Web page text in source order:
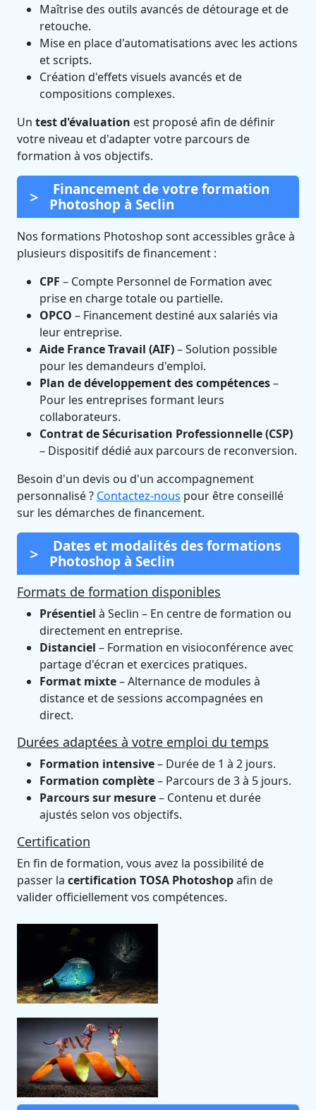
Maîtrise des outils avancés de détourage et de
retouche.
Mise en place d'automatisations avec les actions
et scripts.
Création d'effets visuels avancés et de
compositions complexes.
Un test d'évaluation est proposé afin de définir
votre niveau et d'adapter votre parcours de
formation à vos objectifs.
Financement de votre formation
Photoshop à Seclin
Nos formations Photoshop sont accessibles grâce à
plusieurs dispositifs de financement :
CPF – Compte Personnel de Formation avec
prise en charge totale ou partielle.
OPCO – Financement destiné aux salariés via
leur entreprise.
Aide France Travail (AIF)– Solution possible
pour les demandeurs d'emploi.
Plan de développement des compétences–
Pour les entreprises formant leurs
collaborateurs.
Contrat de Sécurisation Professionnelle (CSP)
– Dispositif dédié aux parcours de reconversion.
Besoin d'un devis ou d'un accompagnement
personnalisé ? Contactez-nous pour être conseillé
sur les démarches de financement.
Dates et modalités des formations
Photoshop à Seclin
Formats de formation disponibles
Présentiel à Seclin – En centre de formation ou
directement en entreprise.
Distanciel – Formation en visioconférence avec
partage d'écran et exercices pratiques.
Format mixte– Alternance de modules à
distance et de sessions accompagnées en
direct.
Durées adaptées à votre emploi du temps
Formation intensive– Durée de 1 à 2 jours.
Formation complète– Parcours de 3 à 5 jours.
Parcours sur mesure– Contenu et durée
ajustés selon vos objectifs.
Certification
En fin de formation, vous avez la possibilité de
passer la certification TOSA Photoshopafin de
valider officiellement vos compétences.